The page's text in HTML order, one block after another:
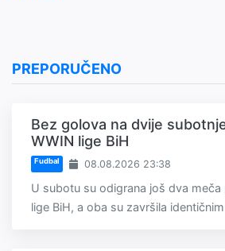
PREPORUČENO
Bez golova na dvije
WWIN lige BiH
Fudbal 08.08.2026 23:38
U subotu su odigrana još dva
lige BiH, a oba su završila